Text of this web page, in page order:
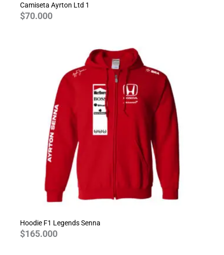
Camiseta Ayrton Ltd 1
$70.000
Hoodie F1 Legends Senna
$165.000